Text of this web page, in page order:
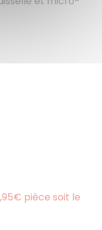
pièce soit le